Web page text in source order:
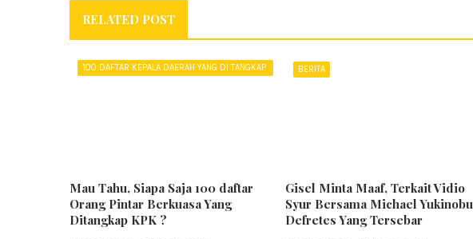
RELATED POST
100 DAFTAR KEPALA DAERAH YANG DI TANGKAP
Mau Tahu, Siapa Saja 100 daftar
Orang Pintar Berkuasa Yang
Ditangkap KPK ?
BERITA
Gisel Minta Maaf, Terkait Vidio
Syur Bersama Michael Yukinobu
Defretes Yang Tersebar